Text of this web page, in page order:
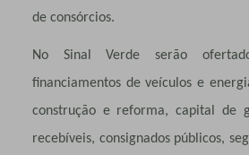
de consórcios.
No Sinal Verde serão
financiamentos de veículos e
construção e reforma, capital de
recebíveis, consignados públicos,